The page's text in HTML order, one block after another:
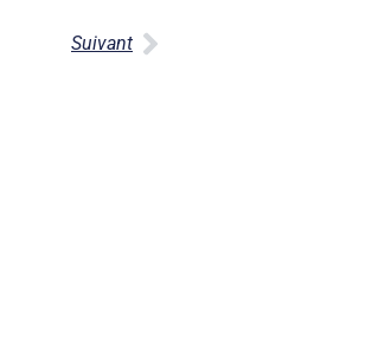
Suivant